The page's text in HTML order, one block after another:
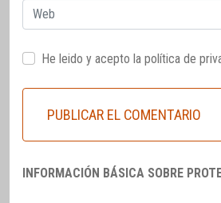
Web
He leido y acepto la política de
INFORMACIÓN BÁSICA SOBRE